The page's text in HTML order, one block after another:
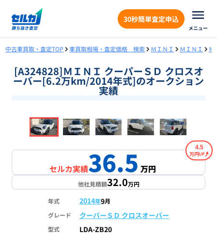
30秒簡単査定申込
メニュー
中古車買取・査定TOP 車買取相場・査定価格 検索 ＭＩＮＩ ＭＩＮＩ Ｍ
[A324828]ＭＩＮＩ クーパーＳＤ クロスオ
ーバー[6.2万km/2014年式]のオークション
実績
1/18
セルカ実績36.5万円
4.5
万円
他社見積額32.0万円
年式 2014年9月
グレード
クーパーＳＤ クロスオーバー
型式 LDA-ZB20